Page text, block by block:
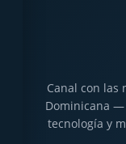
Canal con las
Dominicana
tecnología y